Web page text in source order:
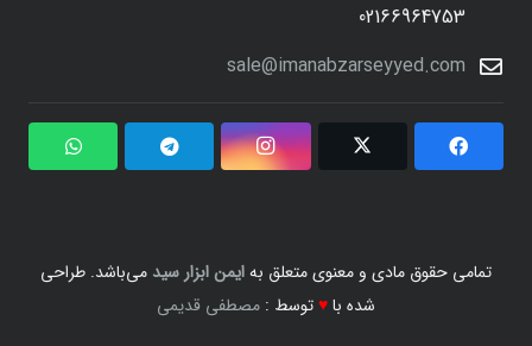
02166964753
sale@imanabzarseyyed.com
تمامی حقوق مادی و معنوی متعلق بهایمن ابزار سید می‌باشد. طراحی
شده با♥توسط : مصطفی قدیمی